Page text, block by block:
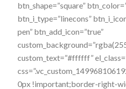
btn_shape=”square”
btn_i_type=”linecons”
pen” btn_add_icon=”true”
custom_text=”#ffffff”
0px !important;border-right-